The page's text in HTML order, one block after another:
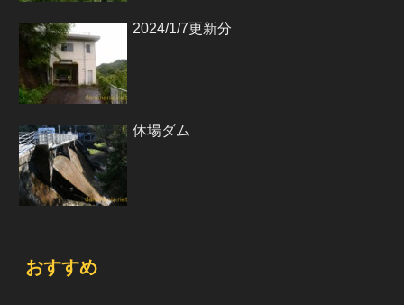
2024/1/7更新分
休場ダム
おすすめ